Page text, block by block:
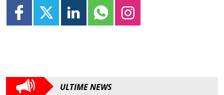
ULTIME NEWS